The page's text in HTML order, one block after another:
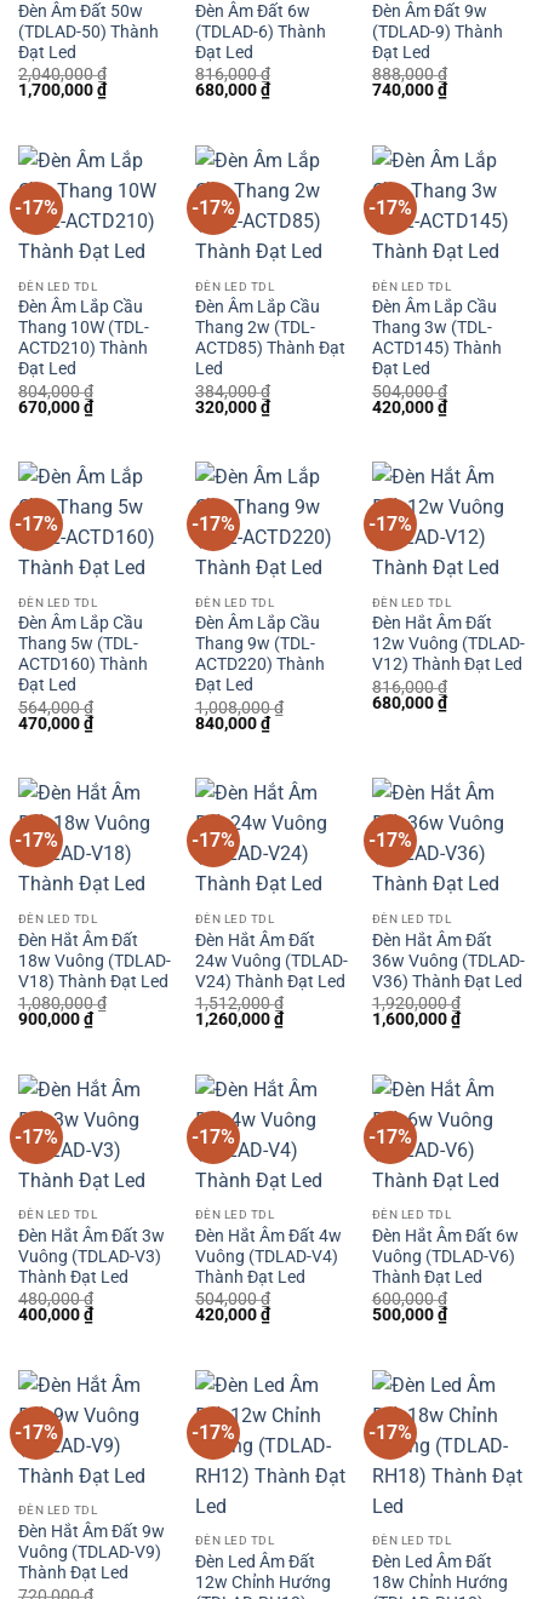
Đèn Âm Đất 50w
(TDLAD-50) Thành
Đạt Led
2,040,000₫
Giá
gốc
1,700,000₫Giá
hiện
1,700,000 ₫.
Đèn Âm Đất 6w
(TDLAD-6) Thành
Đạt Led
816,000₫
Giá
680,000₫Giá
hiện
680,000 ₫.
Đèn Âm Đất 9w
(TDLAD-9) Thành
Đạt Led
888,000₫
Giá
740,000₫Giá
hiện
740,000 ₫.
-17%
ĐÈN LED TDL
Đèn Âm Lắp Cầu
Thang 10W (TDL-
ACTD210) Thành
Đạt Led
804,000₫
Giá
670,000₫Giá
hiện
670,000 ₫.
-17%
ĐÈN LED TDL
Đèn Âm Lắp Cầu
Thang 2w (TDL-
ACTD85) Thành Đạt
Led
384,000₫
Giá
320,000₫Giá
hiện
320,000 ₫.
-17%
ĐÈN LED TDL
Đèn Âm Lắp Cầu
Thang 3w (TDL-
ACTD145) Thành
Đạt Led
504,000₫
Giá
420,000₫Giá
hiện
420,000 ₫.
-17%
ĐÈN LED TDL
Đèn Âm Lắp Cầu
Thang 5w (TDL-
ACTD160) Thành
Đạt Led
564,000₫
Giá
470,000₫Giá
hiện
470,000 ₫.
-17%
ĐÈN LED TDL
Đèn Âm Lắp Cầu
Thang 9w (TDL-
ACTD220) Thành
Đạt Led
1,008,000₫
Giá
840,000₫Giá
hiện
840,000 ₫.
-17%
ĐÈN LED TDL
Đèn Hắt Âm Đất
12w Vuông (TDLAD-
V12) Thành Đạt Led
816,000₫
Giá
680,000₫Giá
hiện
-17%
ĐÈN LED TDL
Đèn Hắt Âm Đất
18w Vuông (TDLAD-
V18) Thành Đạt Led
1,080,000₫
Giá
900,000₫Giá
hiện
900,000 ₫.
-17%
ĐÈN LED TDL
Đèn Hắt Âm Đất
24w Vuông (TDLAD-
V24) Thành Đạt Led
1,512,000₫
Giá
gốc
1,260,000₫Giá
hiện
1,260,000 ₫.
-17%
ĐÈN LED TDL
Đèn Hắt Âm Đất
36w Vuông (TDLAD-
V36) Thành Đạt Led
1,920,000₫
Giá
gốc
1,600,000₫Giá
hiện
1,600,000
-17%
ĐÈN LED TDL
Đèn Hắt Âm Đất 3w
Vuông (TDLAD-V3)
Thành Đạt Led
480,000₫
Giá
400,000₫Giá
hiện
400,000 ₫.
-17%
ĐÈN LED TDL
Đèn Hắt Âm Đất 4w
Vuông (TDLAD-V4)
Thành Đạt Led
504,000₫
Giá
420,000₫Giá
hiện
420,000 ₫.
-17%
ĐÈN LED TDL
Đèn Hắt Âm Đất 6w
Vuông (TDLAD-V6)
Thành Đạt Led
600,000₫
Giá
500,000₫Giá
hiện
500,000 ₫.
-17%
ĐÈN LED TDL
Đèn Hắt Âm Đất 9w
Vuông (TDLAD-V9)
Thành Đạt Led
720,000₫
-17%
ĐÈN LED TDL
Đèn Led Âm Đất
12w Chỉnh Hướng
-17%
ĐÈN LED TDL
Đèn Led Âm Đất
18w Chỉnh Hướng